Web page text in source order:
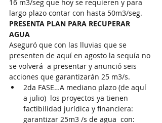
16 m3/seg que hoy se requieren y para
largo plazo contar con hasta 50m3/seg.
PRESENTA PLAN PARA RECUPERAR
AGUA
Aseguró que con las lluvias que se
presenten de aquí en agosto la sequía no
se volverá  a presentar y anunció seis
acciones que garantizarán 25 m3/s.
2da FASE…A mediano plazo (de aquí
a julio)  los proyectos ya tienen
factibilidad jurídica y financiera:
garantizar 25m3 /s de agua  con: